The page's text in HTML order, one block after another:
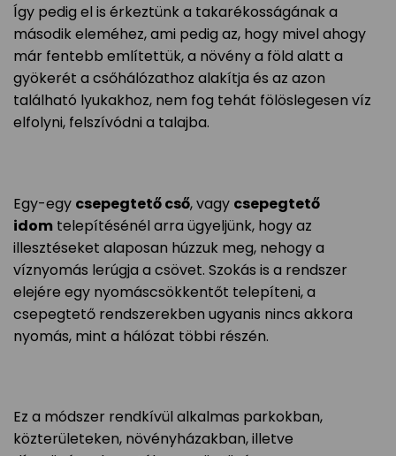
Így pedig el is érkeztünk a takarékosságának a
második eleméhez, ami pedig az, hogy mivel ahogy
már fentebb említettük, a növény a föld alatt a
gyökerét a csőhálózathoz alakítja és az azon
található lyukakhoz, nem fog tehát fölöslegesen víz
elfolyni, felszívódni a talajba.
Egy-egy csepegtető cső, vagy csepegtető
idom telepítésénél arra ügyeljünk, hogy az
illesztéseket alaposan húzzuk meg, nehogy a
víznyomás lerúgja a csövet. Szokás is a rendszer
elejére egy nyomáscsökkentőt telepíteni, a
csepegtető rendszerekben ugyanis nincs akkora
nyomás, mint a hálózat többi részén.
Ez a módszer rendkívül alkalmas parkokban,
közterületeken, növényházakban, illetve